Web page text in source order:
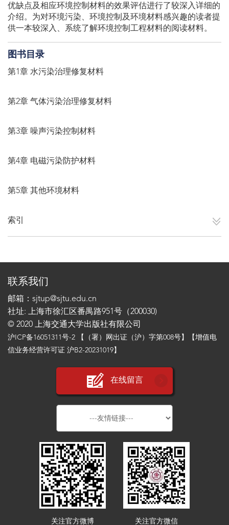
优缺点及相应环境控制材料的效果评估进行了较深入详细的
介绍。为对环境污染、环境控制及环境材料感兴趣的读者提
供一本较深入、系统了解环境控制工程材料的阅读材料。
图书目录
第1章 水污染治理修复材料
第2章 气体污染治理修复材料
第3章 噪声污染控制材料
第4章 电磁污染防护材料
第5章 其他环境材料
索引
联系我们
邮箱：sjtup@sjtu.edu.cn
社址: 上海市徐汇区番禺路951号（200030)
© 2020 上海交通大学出版社有限公司
沪ICP备16051311号-2 【（署）网出证（沪）字第008号】【增值电
信业务经营许可证 沪B2-20231019】
在线留言
关注官方微博 关注官方微信